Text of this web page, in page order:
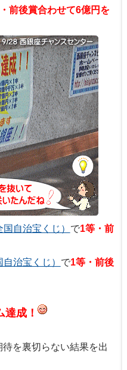
前後賞合わせて6億円を
自治宝くじ） で1等・前
治宝くじ） で1等・前後
達成！
待を裏切らない結果を出